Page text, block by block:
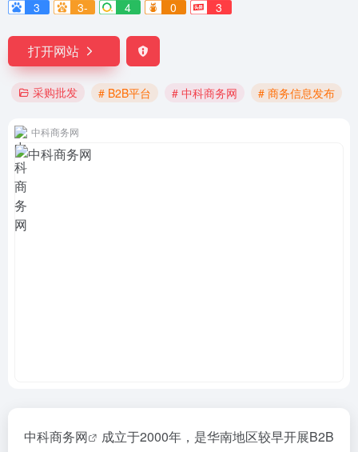
3
3- 4 0 3
打开网站
采购批发 # B2B平台 # 中科商务网 # 商务信息发布
中科商务网
中科商务网
成立于2000年，是华南地区较早开展B2B